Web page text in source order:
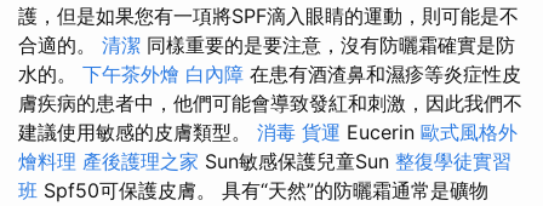
護，但是如果您有一項將SPF滴入眼睛的運動，則可能是不
合適的。 清潔 同樣重要的是要注意，沒有防曬霜確實是防
水的。 下午茶外燴 白內障 在患有酒渣鼻和濕疹等炎症性皮
膚疾病的患者中，他們可能會導致發紅和刺激，因此我們不
建議使用敏感的皮膚類型。 消毒 貨運 Eucerin 歐式風格外
燴料理 產後護理之家 Sun敏感保護兒童Sun 整復學徒實習
班 Spf50可保護皮膚。 具有“天然”的防曬霜通常是礦物